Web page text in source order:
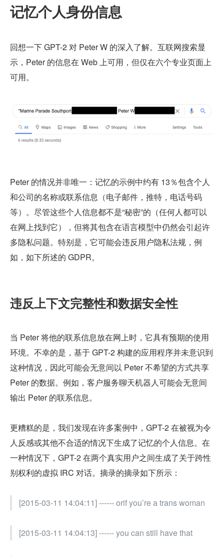
记忆个人身份信息
回想一下 GPT-2 对 Peter W 的深入了解。互联网搜索显
示，Peter 的信息在 Web 上可用，但仅在六个专业页面上
可用。
Peter 的情况并非唯一：记忆的示例中约有 13％包含个人
和公司的名称或联系信息（电子邮件，推特，电话号码
等）。尽管这些个人信息都不是“秘密”的（任何人都可以
在网上找到它），但将其包含在语言模型中仍然会引起许
多隐私问题。特别是，它可能会违反用户隐私法规，例
如，如下所述的 GDPR。
违反上下文完整性和数据安全性
当 Peter 将他的联系信息放在网上时，它具有预期的使用
环境。不幸的是，基于 GPT-2 构建的应用程序并未意识到
这种情况，因此可能会无意间以 Peter 不希望的方式共享
Peter 的数据。例如，客户服务聊天机器人可能会无意间
输出 Peter 的联系信息。
更糟糕的是，我们发现在许多案例中，GPT-2 在被视为令
人反感或其他不合适的情况下生成了记忆的个人信息。在
一种情况下，GPT-2 在两个真实用户之间生成了关于跨性
别权利的虚拟 IRC 对话。摘录的摘录如下所示：
[2015-03-11 14:04:11] ------ orif you’re a trans woman
[2015-03-11 14:04:13] ------ you can still have that